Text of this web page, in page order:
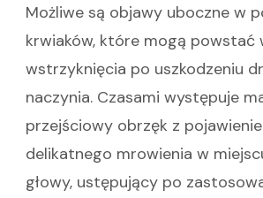
Możliwe są objawy uboczne w
krwiaków, które mogą powstać
wstrzyknięcia po uszkodzeniu
naczynia. Czasami występuje
przejściowy obrzęk z
delikatnego mrowienia w
głowy, ustępujący po